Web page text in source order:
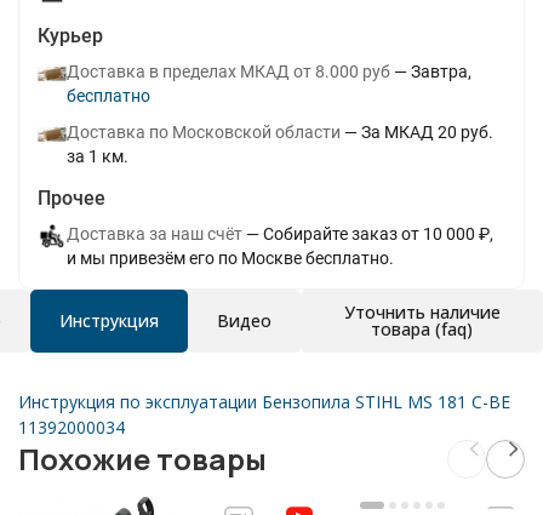
Курьер
Доставка в пределах МКАД от 8.000 руб
Завтра
Бесплатно
Доставка по Московской области
За МКАД 20 руб.
за 1 км.
Прочее
Доставка за наш счёт
Собирайте заказ от 10 000 ₽,
и мы привезём его по Москве бесплатно.
Инструкция Видео Уточнить наличие
товара (faq)
Инструкция по эксплуатации Бензопила STIHL MS 181 C-BE
11392000034
Похожие товары